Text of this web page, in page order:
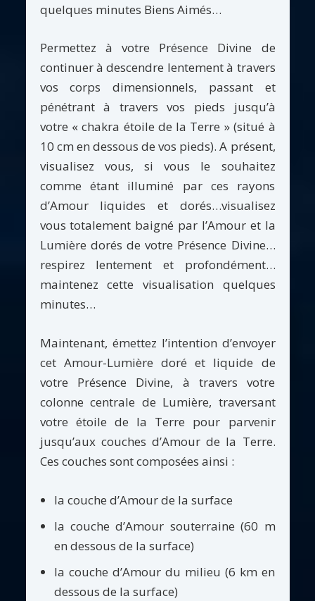
quelques minutes Biens Aimés…
Permettez à votre Présence Divine de
continuer à descendre lentement à travers
vos corps dimensionnels, passant et
pénétrant à travers vos pieds jusqu’à
votre « chakra étoile de la Terre » (situé à
10 cm en dessous de vos pieds). A présent,
visualisez vous, si vous le souhaitez
comme étant illuminé par ces rayons
d’Amour liquides et dorés…visualisez
vous totalement baigné par l’Amour et la
Lumière dorés de votre Présence Divine…
respirez lentement et profondément…
maintenez cette visualisation quelques
minutes…
Maintenant, émettez l’intention d’envoyer
cet Amour-Lumière doré et liquide de
votre Présence Divine, à travers votre
colonne centrale de Lumière, traversant
votre étoile de la Terre pour parvenir
jusqu’aux couches d’Amour de la Terre.
Ces couches sont composées ainsi :
la couche d’Amour de la surface
la couche d’Amour souterraine (60 m
en dessous de la surface)
la couche d’Amour du milieu (6 km en
dessous de la surface)